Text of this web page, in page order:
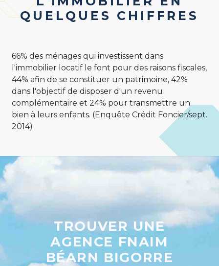
QUELQUES CHIFFRES
66% des ménages qui investissent dans
l'immobilier locatif le font pour des raisons fiscales,
44% afin de se constituer un patrimoine, 42%
dans l'objectif de disposer d'un revenu
complémentaire et 24% pour transmettre un
bien à leurs enfants. (Enquête Crédit Foncier/sept.
2014)
TROUVER UNE
AGENCE FNAIM
BÉARN BIGORRE